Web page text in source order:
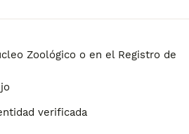
Zoológico o en el Registro de
verificada
un cachorro
un cachorro de Norfolk
es de aproximadamente
precios pueden variar